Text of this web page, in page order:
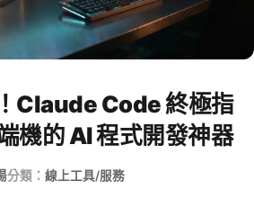
Claude Code 終極指
機的 AI 程式開發神器
分類： 線上工具/服務